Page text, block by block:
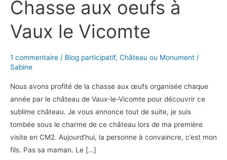
Chasse aux oeufs à
Vaux le Vicomte
1 commentaire / Blog participatif, Château ou Monument /
Sabine
Nous avons profité de la chasse aux œufs organisée chaque
année par le château de Vaux-le-Vicomte pour découvrir ce
sublime château. Je vous annonce tout de suite, je suis
tombée sous le charme de ce château lors de ma première
visite en CM2. Aujourd’hui, la personne à convaincre, c’est mon
fils. Pas sa maman. Le […]